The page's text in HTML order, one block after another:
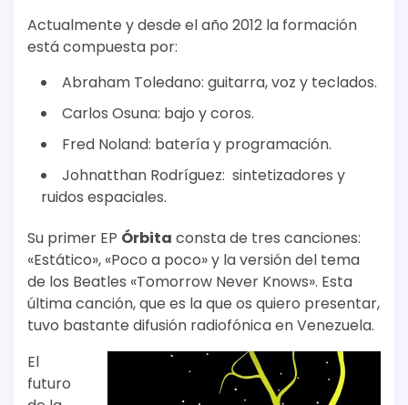
Actualmente y desde el año 2012 la formación
está compuesta por:
Abraham Toledano: guitarra, voz y teclados.
Carlos Osuna: bajo y coros.
Fred Noland: batería y programación.
Johnatthan Rodríguez: sintetizadores y
ruidos espaciales.
Su primer EP Órbita consta de tres canciones:
«Estático», «Poco a poco» y la versión del tema
de los Beatles «Tomorrow Never Knows». Esta
última canción, que es la que os quiero presentar,
tuvo bastante difusión radiofónica en Venezuela.
El
futuro